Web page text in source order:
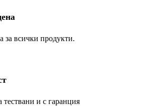
за всички продукти.
и с гаранция